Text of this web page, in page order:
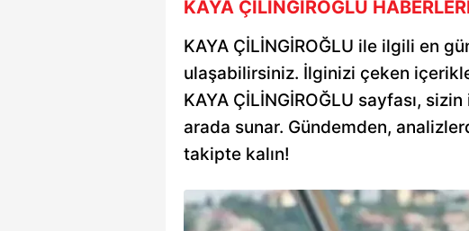
KAYA ÇİLİNGİROĞLU
KAYA ÇİLİNGİROĞLU ile ilgili en
ulaşabilirsiniz. İlginizi çeken
KAYA ÇİLİNGİROĞLU sayfası,
arada sunar. Gündemden,
takipte kalın!